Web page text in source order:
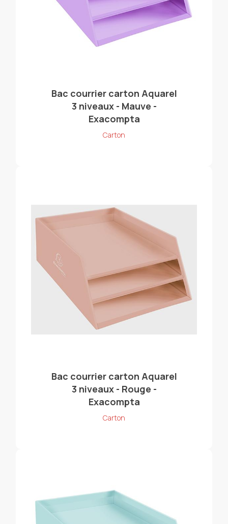
Bac courrier carton Aquarel
3 niveaux - Mauve -
Exacompta
Carton
Bac courrier carton Aquarel
3 niveaux - Rouge -
Exacompta
Carton